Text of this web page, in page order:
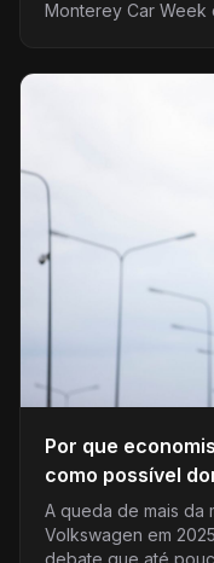
Monterey Car Week
Por que
como possível
A queda de mais da
Volkswagen em
debate que até